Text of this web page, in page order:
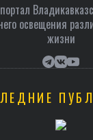
освещения
жизни